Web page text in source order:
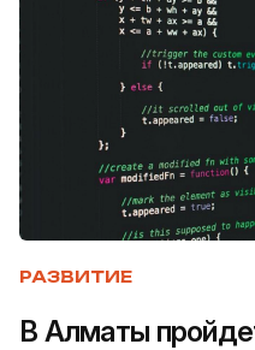
РАЗВИТИЕ
В Алматы